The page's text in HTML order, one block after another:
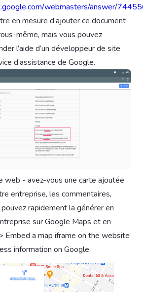
webmasters/answer/
en mesure d’ajouter ce document
même, mais vous pouvez
l’aide d’un développeur de site
d’assistance de Google.
web - avez-vous une carte ajoutée
entreprise, les commentaires,
pouvez rapidement la générer en
sur Google Maps et en
Embed a map iframe on the website
information on Google.